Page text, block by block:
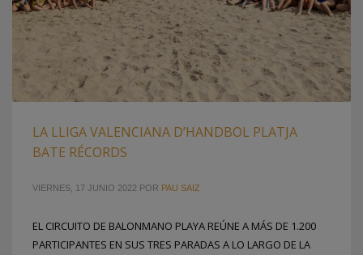
LA LLIGA VALENCIANA D’HANDBOL PLATJA
BATE RÉCORDS
VIERNES, 17 JUNIO 2022 POR PAU SAIZ
EL CIRCUITO DE BALONMANO PLAYA REÚNE A MÁS DE 1.200
PARTICIPANTES EN SUS TRES PARADAS A LO LARGO DE LA